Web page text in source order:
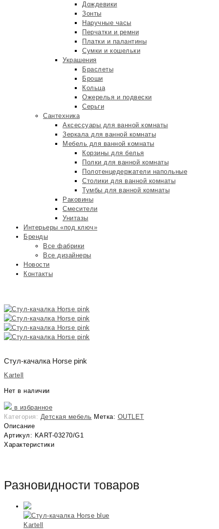
Дождевики
Зонты
Наручные часы
Перчатки и ремни
Платки и палантины
Сумки и кошельки
Украшения
Браслеты
Броши
Кольца
Ожерелья и подвески
Серьги
Сантехника
Аксессуары для ванной комнаты
Зеркала для ванной комнаты
Мебель для ванной комнаты
Корзины для белья
Полки для ванной комнаты
Полотенцедержатели напольные
Столики для ванной комнаты
Тумбы для ванной комнаты
Раковины
Смесители
Унитазы
Интерьеры «под ключ»
Бренды
Все фабрики
Все дизайнеры
Новости
Контакты
Стул-качалка Horse pink
Kartell
Нет в наличии
в избранное
Категория: Детская мебель Метка: OUTLET
Описание
Артикул: KART-03270/G1
Характеристики
Разновидности товаров
Kartell